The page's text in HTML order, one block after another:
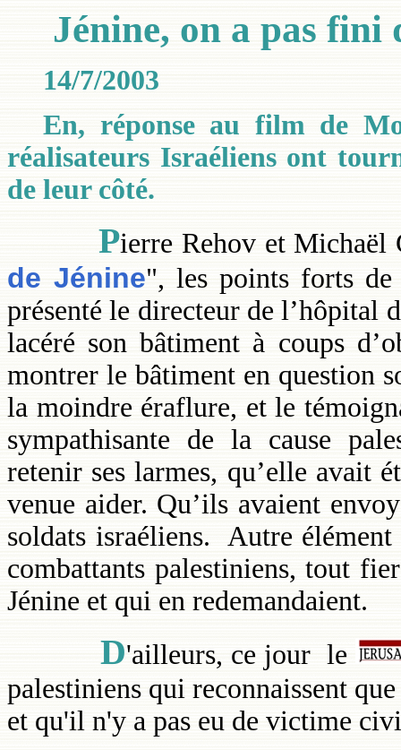
Jénine, on a pas
14/7/2003
En, réponse au film de
réalisateurs Israéliens ont
de leur côté.
Pierre Rehov et
de Jénine", les points forts
présenté le directeur de l’hôpital
lacéré son bâtiment à coups
montrer le bâtiment en question
la moindre éraflure, et le
sympathisante de la cause
retenir ses larmes, qu’elle avait
venue aider. Qu’ils avaient
soldats israéliens. Autre
combattants palestiniens, tout
Jénine et qui en redemandaient.
D'ailleurs, ce jour le
palestiniens qui reconnaissent
et qu'il n'y a pas eu de victime